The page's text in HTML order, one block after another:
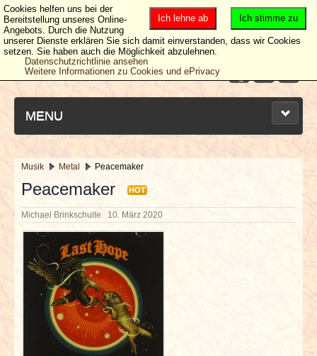
MENU
NEUESTE ARTIKEL
NEWS & DATES
BERICHTE
VERLOSUNGEN
INTERVIEWS
Musik Metal Peacemaker
Peacemaker HOT
Michael Brinkschulte 10. März 2020
Ich stimme zu
Ich lehne ab
Cookies helfen uns bei der
Bereitstellung unseres Online-
Angebots. Durch die Nutzung
unserer Dienste erklären Sie sich damit einverstanden, dass wir Cookies
setzen. Sie haben auch die Möglichkeit abzulehnen.
Datenschutzrichtlinie ansehen
Weitere Informationen zu Cookies und ePrivacy